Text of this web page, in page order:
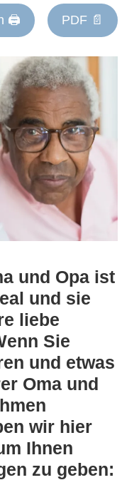
🖨 PDF 📄
und Opa ist
und sie
liebe
Sie
und etwas
Oma und
wir hier
Ihnen
zu geben: